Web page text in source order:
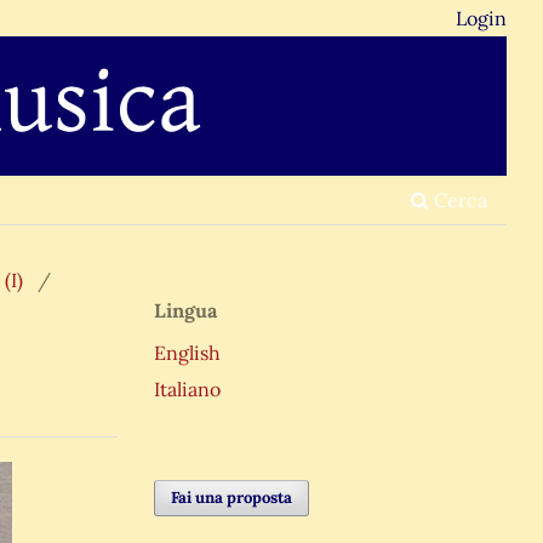
Cerca
Login
(I) /
Lingua
English
Italiano
Fai una proposta